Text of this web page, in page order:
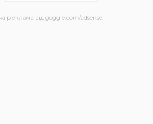
реклама від goggle.com/adsense: